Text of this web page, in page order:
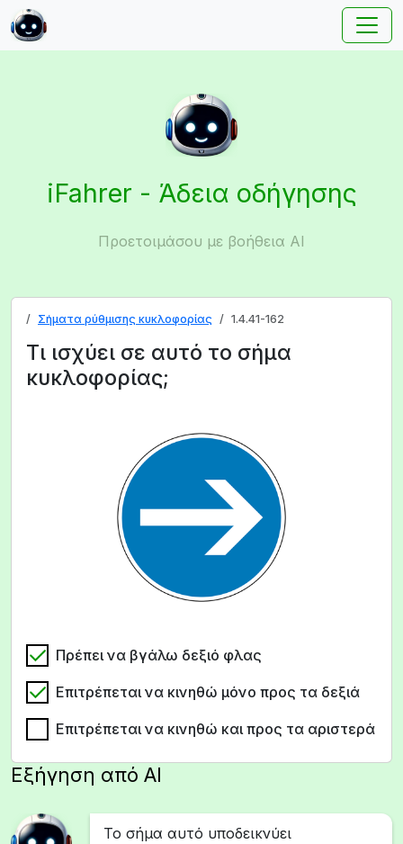
iFahrer - Άδεια οδήγησης
Προετοιμάσου με βοήθεια AI
Σήματα ρύθμισης κυκλοφορίας 1.4.41-162
Τι ισχύει σε αυτό το σήμα
κυκλοφορίας;
Πρέπει να βγάλω δεξιό φλας
Επιτρέπεται να κινηθώ μόνο προς τα δεξιά
Επιτρέπεται να κινηθώ και προς τα αριστερά
Εξήγηση από AI
Το σήμα αυτό υποδεικνύει